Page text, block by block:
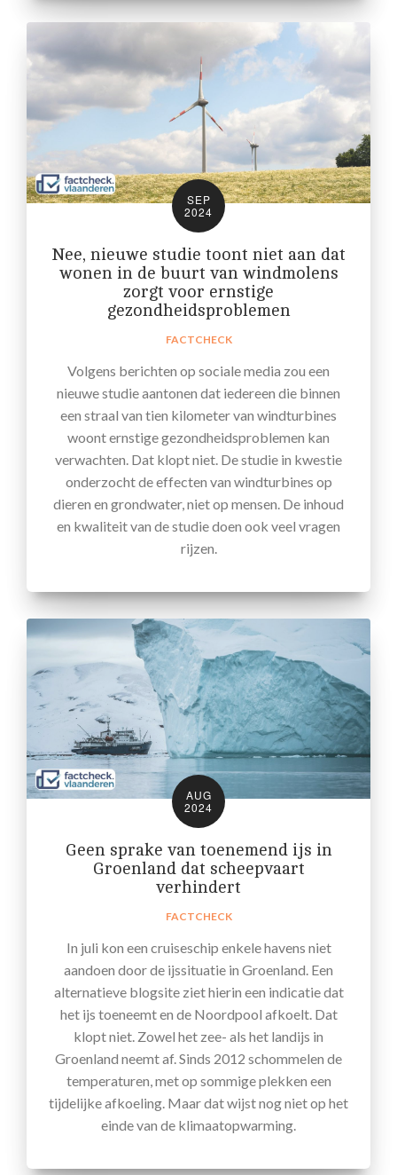
SEP
2024
Nee, nieuwe studie toont niet aan dat
wonen in de buurt van windmolens
zorgt voor ernstige
gezondheidsproblemen
FACTCHECK
Volgens berichten op sociale media zou een
nieuwe studie aantonen dat iedereen die binnen
een straal van tien kilometer van windturbines
woont ernstige gezondheidsproblemen kan
verwachten. Dat klopt niet. De studie in kwestie
onderzocht de effecten van windturbines op
dieren en grondwater, niet op mensen. De inhoud
en kwaliteit van de studie doen ook veel vragen
rijzen.
AUG
2024
Geen sprake van toenemend ijs in
Groenland dat scheepvaart
verhindert
FACTCHECK
In juli kon een cruiseschip enkele havens niet
aandoen door de ijssituatie in Groenland. Een
alternatieve blogsite ziet hierin een indicatie dat
het ijs toeneemt en de Noordpool afkoelt. Dat
klopt niet. Zowel het zee- als het landijs in
Groenland neemt af. Sinds 2012 schommelen de
temperaturen, met op sommige plekken een
tijdelijke afkoeling. Maar dat wijst nog niet op het
einde van de klimaatopwarming.